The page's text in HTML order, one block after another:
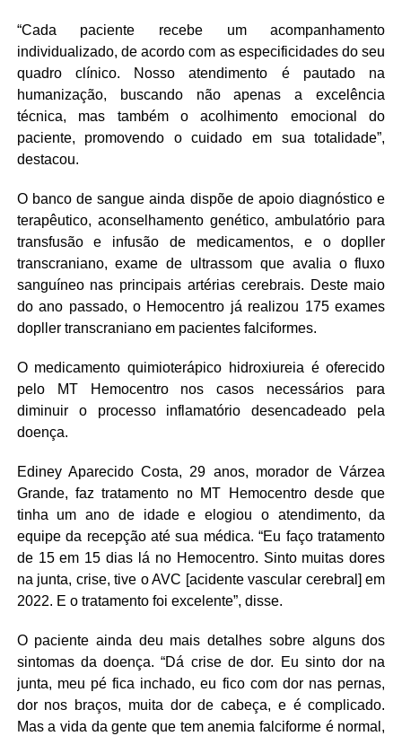
“Cada paciente recebe um acompanhamento
individualizado, de acordo com as especificidades do seu
quadro clínico. Nosso atendimento é pautado na
humanização, buscando não apenas a excelência
técnica, mas também o acolhimento emocional do
paciente, promovendo o cuidado em sua totalidade”,
destacou.
O banco de sangue ainda dispõe de apoio diagnóstico e
terapêutico, aconselhamento genético, ambulatório para
transfusão e infusão de medicamentos, e o dopller
transcraniano, exame de ultrassom que avalia o fluxo
sanguíneo nas principais artérias cerebrais. Deste maio
do ano passado, o Hemocentro já realizou 175 exames
dopller transcraniano em pacientes falciformes.
O medicamento quimioterápico hidroxiureia é oferecido
pelo MT Hemocentro nos casos necessários para
diminuir o processo inflamatório desencadeado pela
doença.
Ediney Aparecido Costa, 29 anos, morador de Várzea
Grande, faz tratamento no MT Hemocentro desde que
tinha um ano de idade e elogiou o atendimento, da
equipe da recepção até sua médica. “Eu faço tratamento
de 15 em 15 dias lá no Hemocentro. Sinto muitas dores
na junta, crise, tive o AVC [acidente vascular cerebral] em
2022. E o tratamento foi excelente”, disse.
O paciente ainda deu mais detalhes sobre alguns dos
sintomas da doença. “Dá crise de dor. Eu sinto dor na
junta, meu pé fica inchado, eu fico com dor nas pernas,
dor nos braços, muita dor de cabeça, e é complicado.
Mas a vida da gente que tem anemia falciforme é normal,